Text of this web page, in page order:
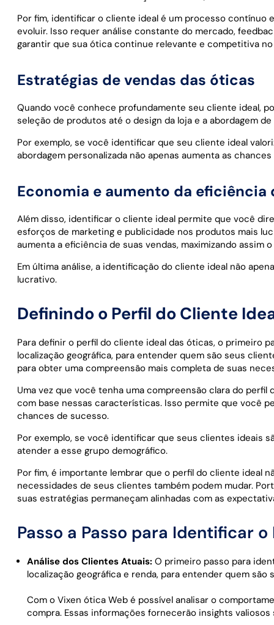
Por fim, identificar o cliente ideal é um processo contínuo
evoluir. Isso requer análise constante do mercado,
garantir que sua ótica continue relevante e competitiva
Estratégias de vendas das óticas
Quando você conhece profundamente seu cliente ideal,
seleção de produtos até o design da loja e a abordagem
Por exemplo, se você identificar que seu cliente ideal
abordagem personalizada não apenas aumenta as
Economia e aumento da eficiência
Além disso, identificar o cliente ideal permite que você
esforços de marketing e publicidade nos produtos mais
aumenta a eficiência de suas vendas, maximizando assim
Em última análise, a identificação do cliente ideal não
lucrativo.
Definindo o Perfil do Cliente
Para definir o perfil do cliente ideal das óticas, o primeiro
localização geográfica, para entender quem são seus
para obter uma compreensão mais completa de suas
Uma vez que você tenha uma compreensão clara do
com base nessas características. Isso permite que você
chances de sucesso.
Por exemplo, se você identificar que seus clientes ideais
atender a esse grupo demográfico.
Por fim, é importante lembrar que o perfil do cliente ideal
necessidades de seus clientes também podem mudar.
suas estratégias permaneçam alinhadas com as
Passo a Passo para Identificar
Análise dos Clientes Atuais: O primeiro passo para
localização geográfica e renda, para entender quem
Com o Vixen ótica Web é possível analisar o
compra. Essas informações fornecerão insights